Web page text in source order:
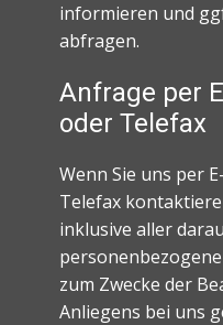
informieren und
abfragen.
Anfrage per
oder Telefax
Wenn Sie uns per
Telefax
inklusive aller
zum Zwecke der
Anliegens bei uns